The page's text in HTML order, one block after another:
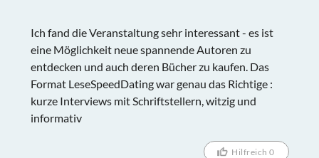
Ich fand die Veranstaltung sehr interessant - es ist
eine Möglichkeit neue spannende Autoren zu
entdecken und auch deren Bücher zu kaufen. Das
Format LeseSpeedDating war genau das Richtige :
kurze Interviews mit Schriftstellern, witzig und
informativ
Hilfreich 0